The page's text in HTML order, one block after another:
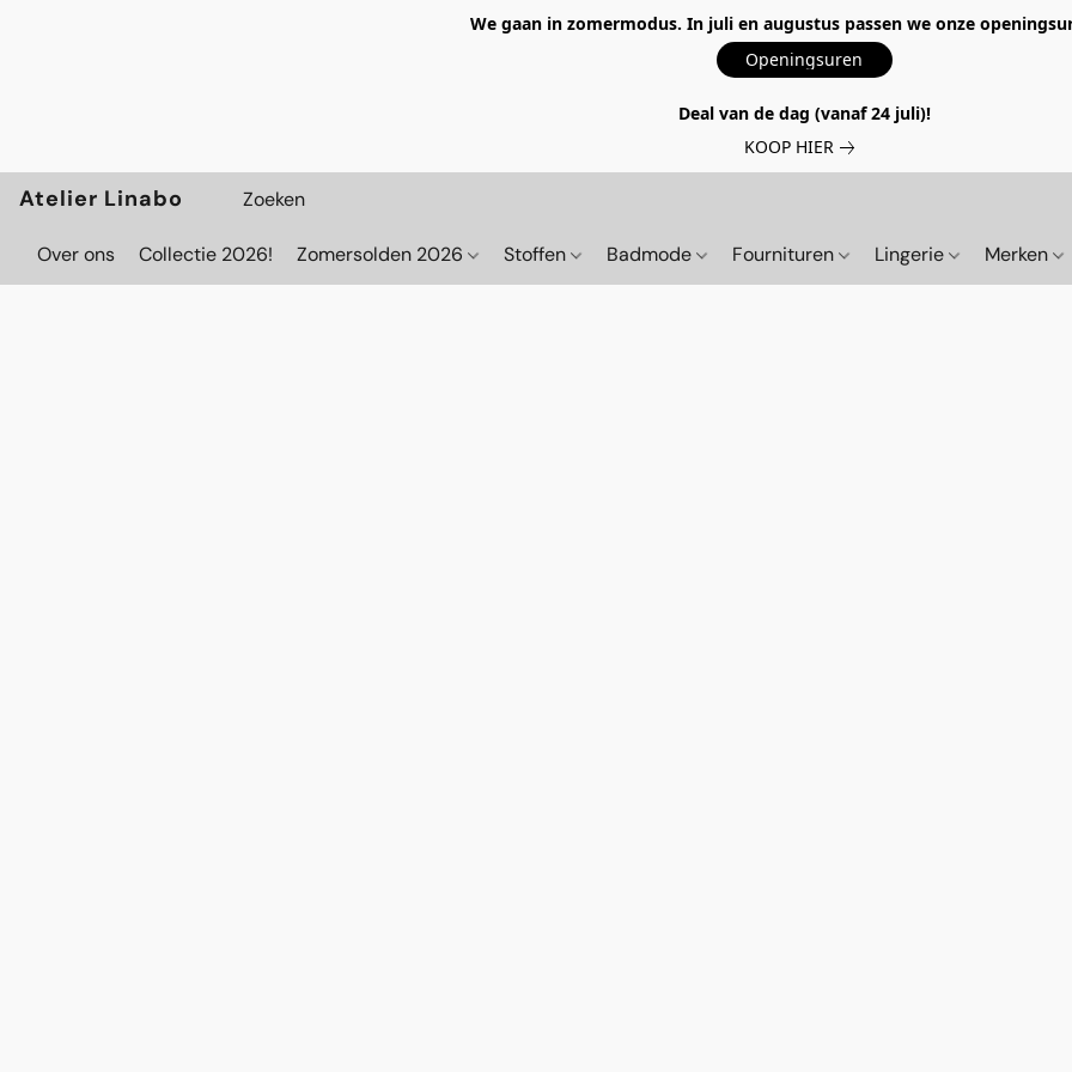
We gaan in zomermodus. In juli en augustus passen we onze
Openingsuren
Deal van de dag (vanaf 24 juli)!
KOOP HIER
Atelier Linabo
Over ons Collectie 2026! Zomersolden 2026 Stoffen Badmode Fournituren Lingerie Merken